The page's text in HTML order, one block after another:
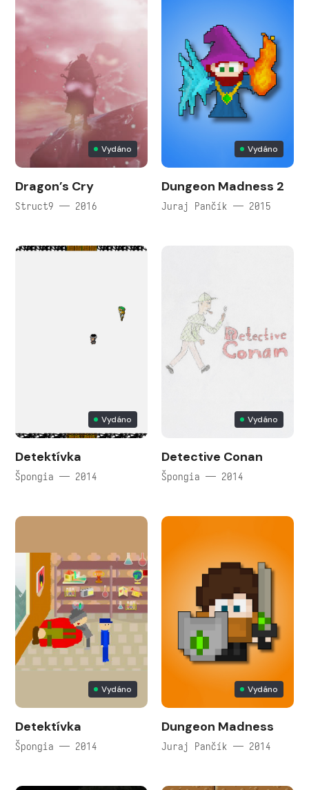
Vydáno
Dragon’s Cry
Struct9 — 2016
Vydáno
Dungeon Madness 2
Juraj Pančík — 2015
Vydáno
Detektívka
Špongia — 2014
Vydáno
Detective Conan
Špongia — 2014
Vydáno
Detektívka
Špongia — 2014
Vydáno
Dungeon Madness
Juraj Pančík — 2014